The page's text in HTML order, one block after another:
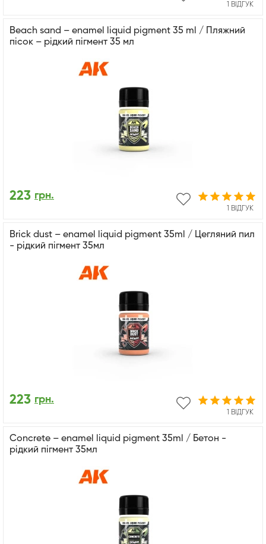
1 ВІДГУК
Beach sand – enamel liquid pigment 35 ml / Пляжний
пісок – рідкий пігмент 35 мл
1 ВІДГУК
223 грн.
Brick dust – enamel liquid pigment 35ml / Цегляний пил
- рідкий пігмент 35мл
1 ВІДГУК
223 грн.
Concrete – enamel liquid pigment 35ml / Бетон -
рідкий пігмент 35мл